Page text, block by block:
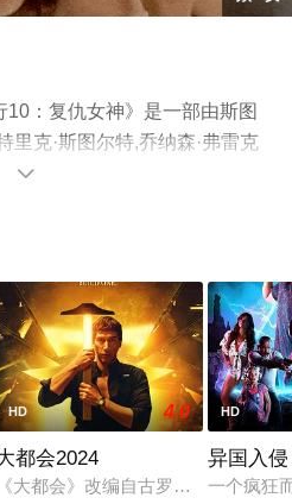
：复仇女神》是一部由斯图
里克·斯图尔特,乔纳森·弗雷克
等演员精彩演绎的美国电
瓣电影、电视猫或剧情网等

传播开来，将感染者变成极具攻击
HD 4.0
都会2024
《大都会》改编自古罗马的历史著
HD
异国入侵
一个疯狂